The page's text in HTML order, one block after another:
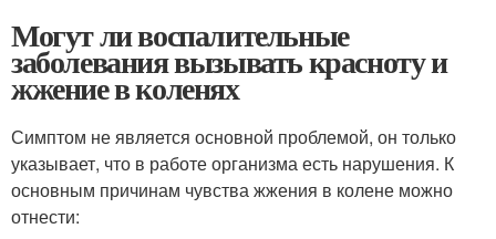
Могут ли воспалительные
заболевания вызывать красноту и
жжение в коленях
Симптом не является основной проблемой, он только
указывает, что в работе организма есть нарушения. К
основным причинам чувства жжения в колене можно
отнести: